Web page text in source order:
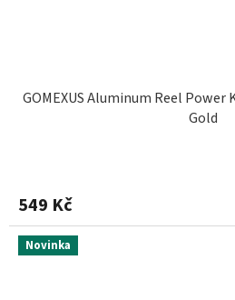
GOMEXUS Aluminum Reel Power
Gold
549 Kč
Novinka